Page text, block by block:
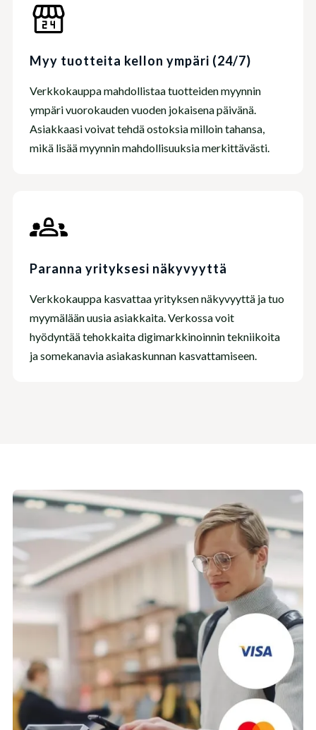
Myy tuotteita kellon ympäri (24/7)
Verkkokauppa mahdollistaa tuotteiden myynnin
ympäri vuorokauden vuoden jokaisena päivänä.
Asiakkaasi voivat tehdä ostoksia milloin tahansa,
mikä lisää myynnin mahdollisuuksia merkittävästi.
Paranna yrityksesi näkyvyyttä
Verkkokauppa kasvattaa yrityksen näkyvyyttä ja tuo
myymälään uusia asiakkaita. Verkossa voit
hyödyntää tehokkaita digimarkkinoinnin tekniikoita
ja somekanavia asiakaskunnan kasvattamiseen.